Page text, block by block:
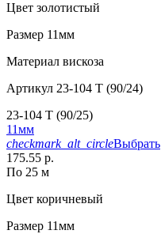
Цвет золотистый
Размер 11мм
Материал вискоза
Артикул 23-104 T (90/24)
23-104 T (90/25)
11мм
checkmark_alt_circleВыбрать
175.55 р.
По 25 м
Цвет коричневый
Размер 11мм